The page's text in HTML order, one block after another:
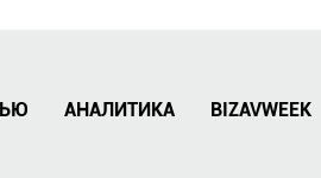
АНАЛИТИКА BIZAVWEEK